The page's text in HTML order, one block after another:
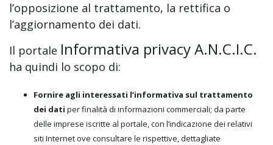
l’opposizione al trattamento, la rettifica o
l’aggiornamento dei dati.
Il portale Informativa privacy A.N.C.I.C.
ha quindi lo scopo di:
Fornire agli interessati l’informativa sul trattamento
dei dati per finalità di informazioni commerciali; da parte
delle imprese iscritte al portale, con l’indicazione dei relativi
siti Internet ove consultare le rispettive, dettagliate